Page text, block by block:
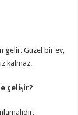
gelir. Güzel bir ev,
kalmaz.
çelişir?